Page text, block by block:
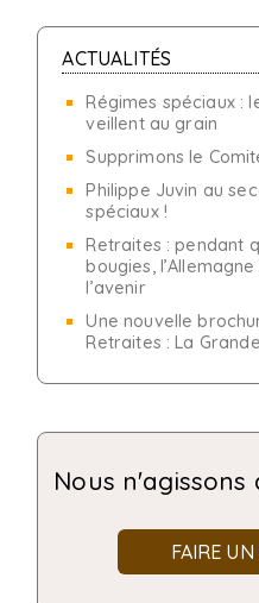
ACTUALITÉS
Régimes spéciaux :
veillent au grain
Supprimons le
Philippe Juvin au
spéciaux !
Retraites : pendant
bougies,
l’avenir
Une nouvelle
Retraites : La
Nous n'agissons
FAIRE